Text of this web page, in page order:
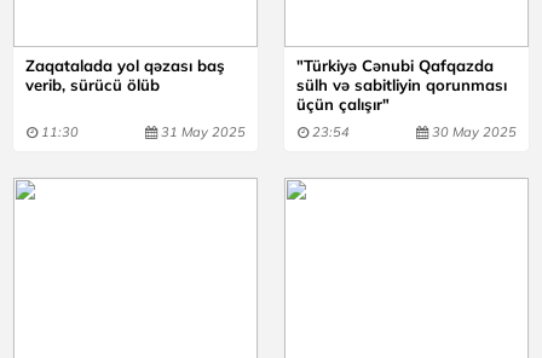
Zaqatalada yol qəzası baş
verib, sürücü ölüb
11:30 31 May 2025
"Türkiyə Cənubi Qafqazda
sülh və sabitliyin qorunması
üçün çalışır"
23:54 30 May 2025